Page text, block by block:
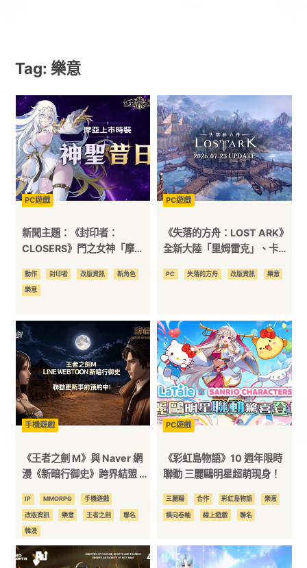
動
漫
二
次
元
｜
3C
科
技
全
方
位
資
Tag: 樂意
PC遊戲
新聞主題：《封印者：
CLOSERS》門之女神「摩
直升 2.5 億戰力登場
動作 封印者 改版資訊 新角色
樂意
PC遊戲
《失落的方舟：LOST ARK》
全新大陸「里姆雷克」、卡札
同步開放
PC 失落的方舟 改版資訊 樂意
手機遊戲
《王者之劍 M》與 Naver 網
漫《新暗行御史》跨界結盟 事
IP MMORPG 手機遊戲
改版資訊 樂意 王者之劍 聯名
韓漫
PC遊戲
《彩虹島物語》10 週年限時
聯動 三麗鷗明星超萌現身！
三麗鷗 合作 彩紅島物語 樂意
橫向卷軸 線上遊戲 聯名